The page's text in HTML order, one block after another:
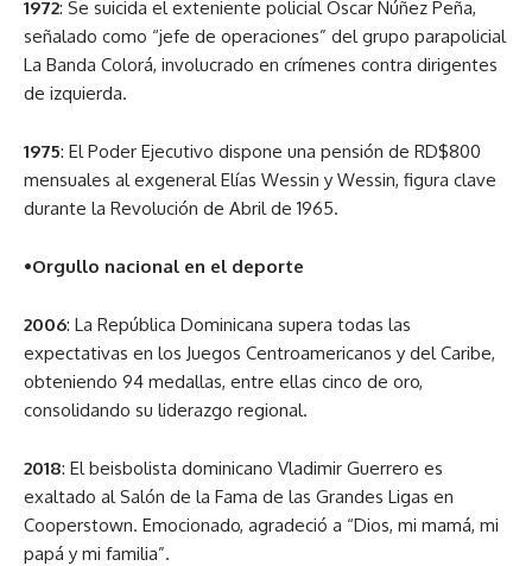
1972: Se suicida el exteniente policial Óscar Núñez Peña,
señalado como “jefe de operaciones” del grupo parapolicial
La Banda Colorá, involucrado en crímenes contra dirigentes
de izquierda.
1975: El Poder Ejecutivo dispone una pensión de RD$800
mensuales al exgeneral Elías Wessin y Wessin, figura clave
durante la Revolución de Abril de 1965.
•Orgullo nacional en el deporte
2006: La República Dominicana supera todas las
expectativas en los Juegos Centroamericanos y del Caribe,
obteniendo 94 medallas, entre ellas cinco de oro,
consolidando su liderazgo regional.
2018: El beisbolista dominicano Vladimir Guerrero es
exaltado al Salón de la Fama de las Grandes Ligas en
Cooperstown. Emocionado, agradeció a “Dios, mi mamá, mi
papá y mi familia”.